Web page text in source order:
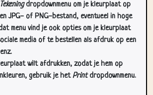
Tekeningdropdownmenu om je kleurplaat op
JPG- of PNG-bestand, eventueel in hoge
menu vind je ook opties om je kleurplaat
media of te bestellen als afdruk op een
wilt afdrukken, zodat je hem op
gebruik je hetPrintdropdownmenu.